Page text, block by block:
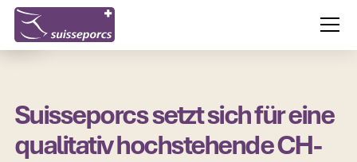
Suisseporcs setzt sich für eine
qualitativ hochstehende CH-